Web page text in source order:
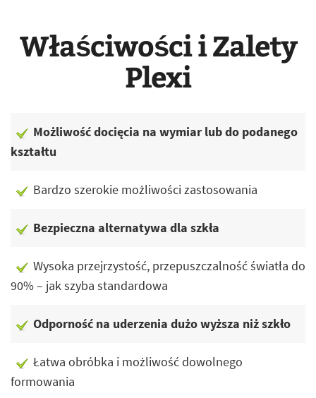
Właściwości i Zalety
Plexi
Możliwość docięcia na wymiar lub do podanego
kształtu
Bardzo szerokie możliwości zastosowania
Bezpieczna alternatywa dla szkła
Wysoka przejrzystość, przepuszczalność światła do
90% – jak szyba standardowa
Odporność na uderzenia dużo wyższa niż szkło
Łatwa obróbka i możliwość dowolnego
formowania